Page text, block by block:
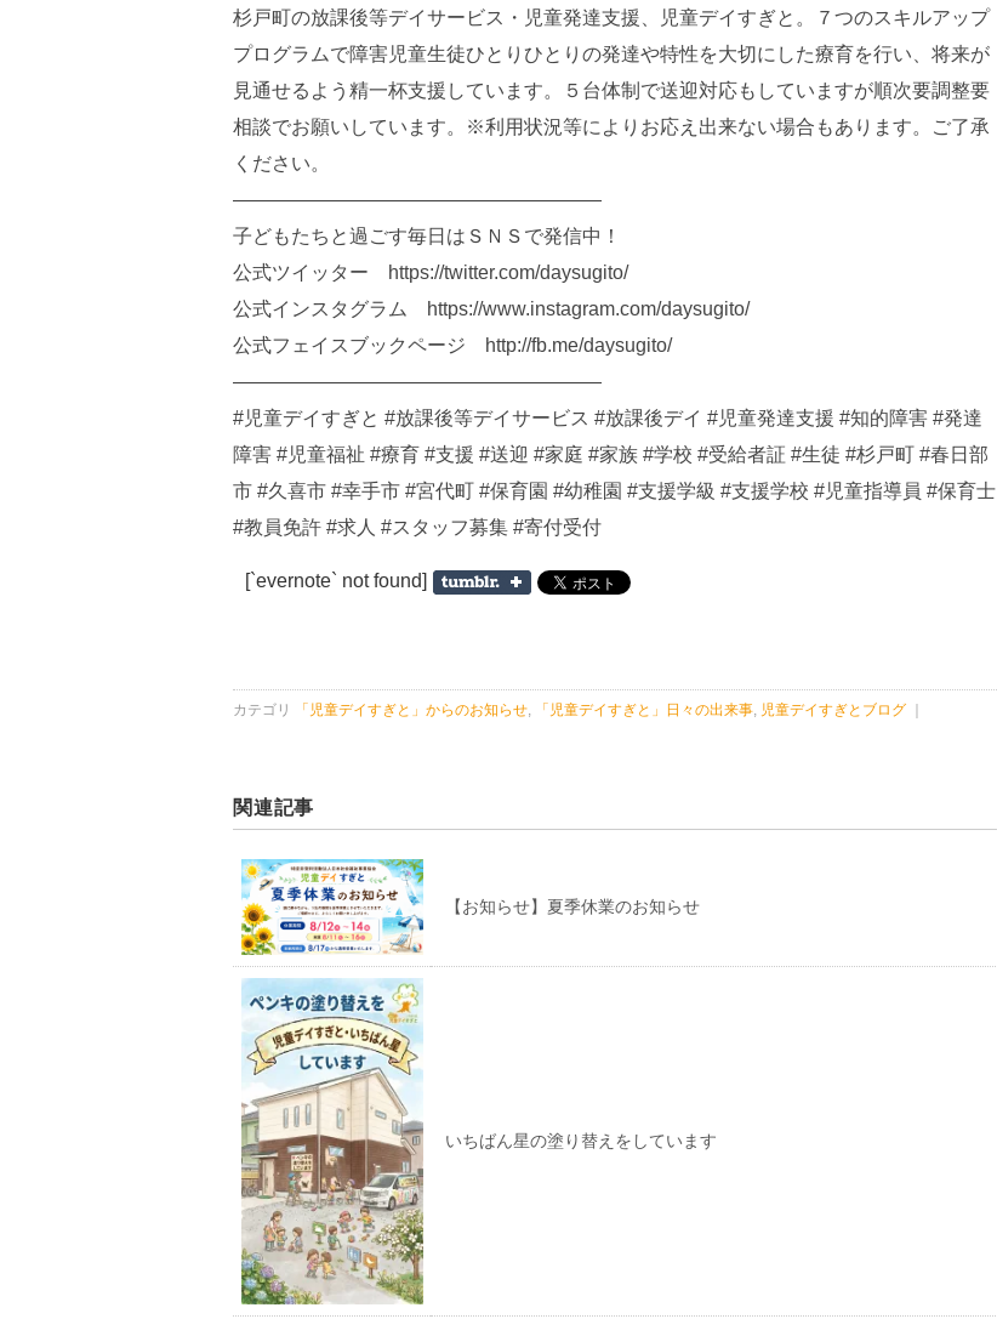
杉戸町の放課後等デイサービス・児童発達支援、児童デイすぎと。７つのスキルアップ
プログラムで障害児童生徒ひとりひとりの発達や特性を大切にした療育を行い、将来が
見通せるよう精一杯支援しています。５台体制で送迎対応もしていますが順次要調整要
相談でお願いしています。※利用状況等によりお応え出来ない場合もあります。ご了承
ください。
———————————————————
子どもたちと過ごす毎日はＳＮＳで発信中！
公式ツイッター https://twitter.com/daysugito/
公式インスタグラム https://www.instagram.com/daysugito/
公式フェイスブックページ http://fb.me/daysugito/
———————————————————
#児童デイすぎと #放課後等デイサービス #放課後デイ #児童発達支援 #知的障害 #発達
障害 #児童福祉 #療育 #支援 #送迎 #家庭 #家族 #学校 #受給者証 #生徒 #杉戸町 #春日部
市 #久喜市 #幸手市 #宮代町 #保育園 #幼稚園 #支援学級 #支援学校 #児童指導員 #保育士
#教員免許 #求人 #スタッフ募集 #寄付受付
[`evernote` not found]
カテゴリ 「児童デイすぎと」からのお知らせ, 「児童デイすぎと」日々の出来事, 児童デイすぎとブログ
関連記事
【お知らせ】夏季休業のお知らせ
いちばん星の塗り替えをしています